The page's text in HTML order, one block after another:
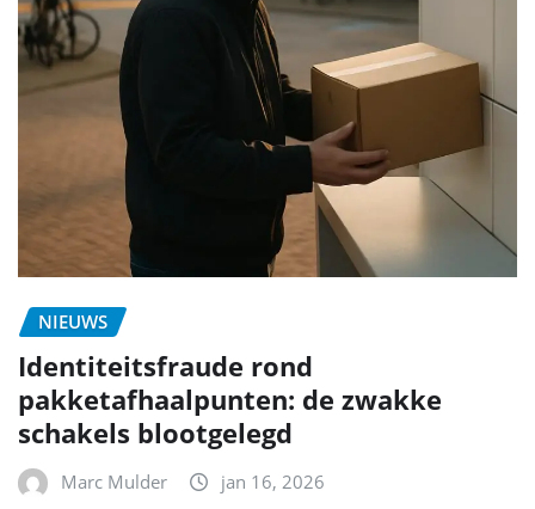
NIEUWS
Identiteitsfraude rond
pakketafhaalpunten: de zwakke
schakels blootgelegd
Marc Mulder jan 16, 2026